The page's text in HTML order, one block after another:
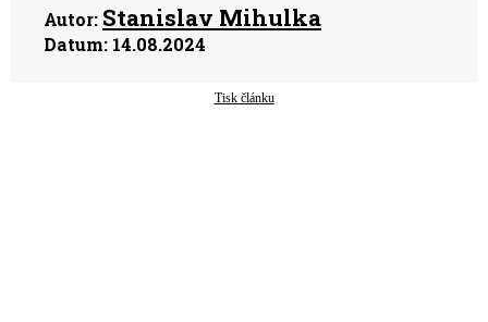
Autor: Stanislav Mihulka
Datum: 14.08.2024
Tisk článku